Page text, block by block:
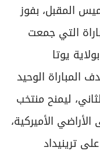
الخميس المقبل، بفوز
0 في المباراة التي جمعت
يوتا
الوحيد
ليمنح منتخب
الأميركية،
ترينيداد